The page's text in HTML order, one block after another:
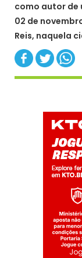
como autor de
02 de
Reis, naquela